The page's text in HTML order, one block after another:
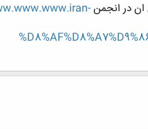
ان در انجمن